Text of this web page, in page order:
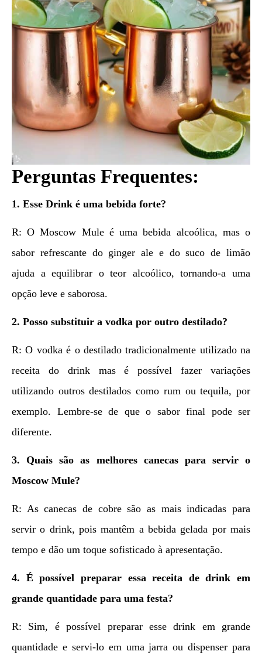
Perguntas Frequentes:
1. Esse Drink é uma bebida forte?
R: O Moscow Mule é uma bebida alcoólica, mas o
sabor refrescante do ginger ale e do suco de limão
ajuda a equilibrar o teor alcoólico, tornando-a uma
opção leve e saborosa.
2. Posso substituir a vodka por outro destilado?
R: O vodka é o destilado tradicionalmente utilizado na
receita do drink mas é possível fazer variações
utilizando outros destilados como rum ou tequila, por
exemplo. Lembre-se de que o sabor final pode ser
diferente.
3. Quais são as melhores canecas para servir o
Moscow Mule?
R: As canecas de cobre são as mais indicadas para
servir o drink, pois mantêm a bebida gelada por mais
tempo e dão um toque sofisticado à apresentação.
4. É possível preparar essa receita de drink em
grande quantidade para uma festa?
R: Sim, é possível preparar esse drink em grande
quantidade e servi-lo em uma jarra ou dispenser para